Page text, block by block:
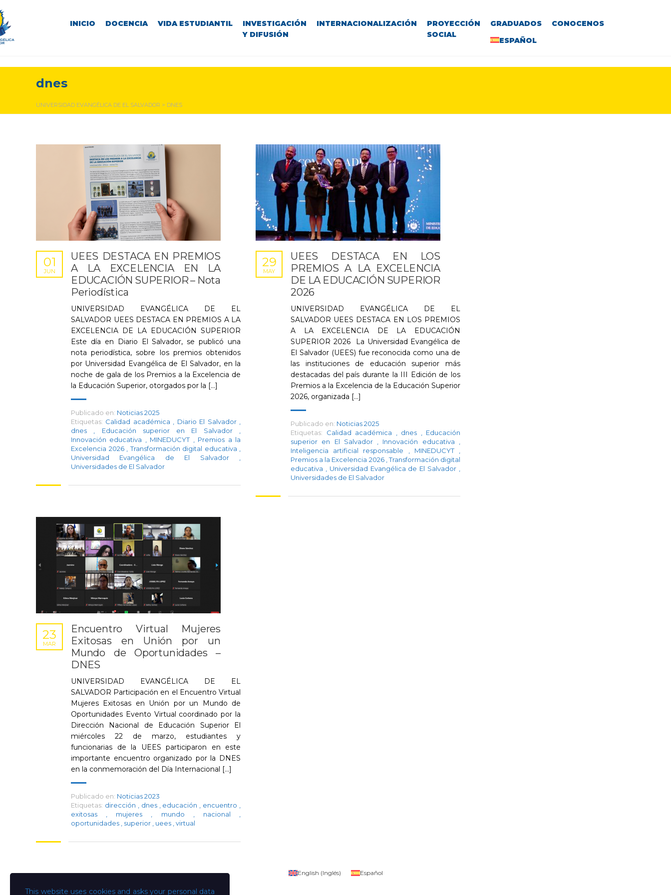
INICIO DOCENCIA VIDA ESTUDIANTIL
INVESTIGACIÓN
Y DIFUSIÓN
INTERNACIONALIZACIÓN
PROYECCIÓN
SOCIAL
GRADUADOS
CONOCENOS
ESPAÑOL
dnes
UNIVERSIDAD EVANGÉLICA DE EL SALVADOR > DNES
UEES DESTACA EN PREMIOS
A LA EXCELENCIA EN LA
EDUCACIÓN SUPERIOR – Nota
Periodística
01
JUN
UNIVERSIDAD EVANGÉLICA DE EL
SALVADOR UEES DESTACA EN PREMIOS A LA
EXCELENCIA DE LA EDUCACIÓN SUPERIOR
Este día en Diario El Salvador, se publicó una
nota periodística, sobre los premios obtenidos
por Universidad Evangélica de El Salvador, en la
noche de gala de los Premios a la Excelencia de
la Educación Superior, otorgados por la [...]
Publicado en: Noticias 2025
Etiquetas: Calidad académica Diario El Salvador
dnes
Educación superior en El Salvador
Innovación educativa
MINEDUCYT
Premios a la
Excelencia 2026
Transformación digital educativa
Universidad Evangélica de El Salvador
Universidades de El Salvador
UEES DESTACA EN LOS
PREMIOS A LA EXCELENCIA
DE LA EDUCACIÓN SUPERIOR
2026
29
MAY
UNIVERSIDAD EVANGÉLICA DE EL
SALVADOR UEES DESTACA EN LOS PREMIOS
A LA EXCELENCIA DE LA EDUCACIÓN
SUPERIOR 2026 La Universidad Evangélica de
El Salvador (UEES) fue reconocida como una de
las instituciones de educación superior más
destacadas del país durante la III Edición de los
Premios a la Excelencia de la Educación Superior
2026, organizada [...]
Publicado en: Noticias 2025
Etiquetas:
Calidad académica dnes
Educación
superior en El Salvador
Innovación educativa
Inteligencia artificial responsable
MINEDUCYT
Premios a la Excelencia 2026 Transformación digital
educativa
Universidad Evangélica de El Salvador
Universidades de El Salvador
Encuentro Virtual Mujeres
Exitosas en Unión por un
Mundo de Oportunidades –
DNES
23
MAR
UNIVERSIDAD EVANGÉLICA DE EL
SALVADOR Participación en el Encuentro Virtual
Mujeres Exitosas en Unión por un Mundo de
Oportunidades Evento Virtual coordinado por la
Dirección Nacional de Educación Superior El
miércoles 22 de marzo, estudiantes y
funcionarias de la UEES participaron en este
importante encuentro organizado por la DNES
en la conmemoración del Día Internacional [...]
Publicado en: Noticias 2023
Etiquetas: dirección dnes educación encuentro
exitosas
mujeres mundo nacional
oportunidades
superior uees virtual
This website uses cookies and asks your personal data
English (Inglés) Español